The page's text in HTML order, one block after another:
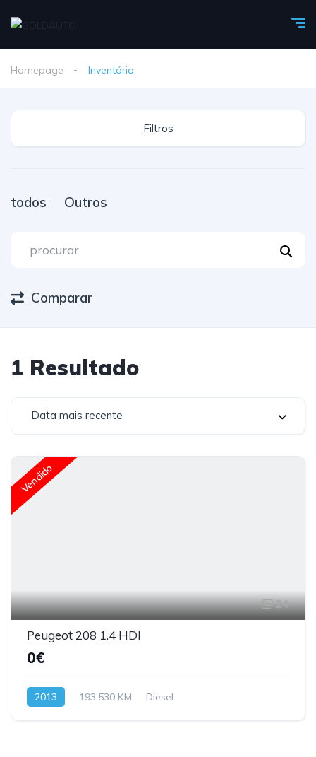
Homepage Inventário
Filtros
todos Outros
Comparar
1 Resultado
Data mais recente
Vendido
24
Peugeot 208 1.4 HDI
0€
2013 193.530 KM Diesel